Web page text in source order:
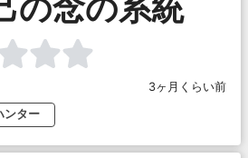
の念の系統
3ヶ月くらい前
ンター